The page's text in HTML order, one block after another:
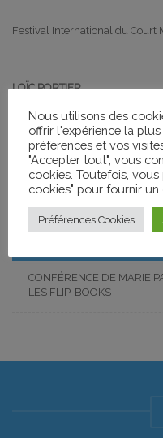
Festival International du Court
LOÏC PORTIER
DIRECTEUR DU FESTIVAL
04 77 23 47 70
Événements
Nom de
CONFÉRENCE DE MARIE
LES FLIP-BOOKS
Nous utilisons des
offrir l'expérience la
préférences et vos
"Accepter tout", vous
cookies. Toutefois,
cookies" pour fournir un
Préférences Cookies